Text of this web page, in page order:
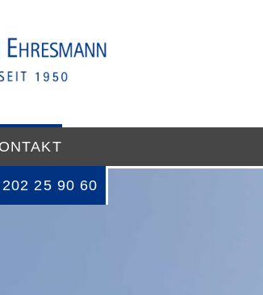
25 90 60